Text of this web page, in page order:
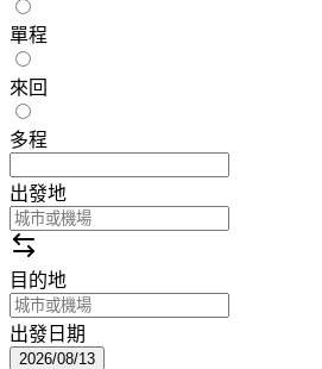
單程
來回
多程
出發地
目的地
出發日期
2026/08/13